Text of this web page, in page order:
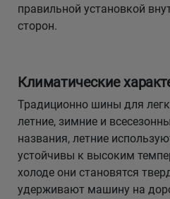
правильной установкой
сторон.
Климатические
Традиционно шины для
летние, зимние и
названия, летние
устойчивы к высоким
холоде они становятся
удерживают машину на